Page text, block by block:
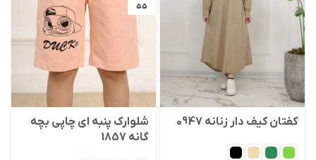
کفتان کیف دار زنانه 0947
۵۵
شلوارک پنبه ای چاپی بچه
گانه 1857